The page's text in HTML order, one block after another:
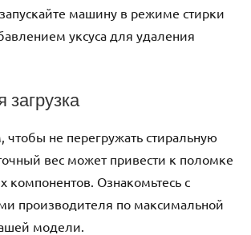
машину в режиме стирки
уксуса для удаления
чтобы не перегружать стиральную
вес может привести к поломке
компонентов. Ознакомьтесь с
производителя по максимальной
модели.